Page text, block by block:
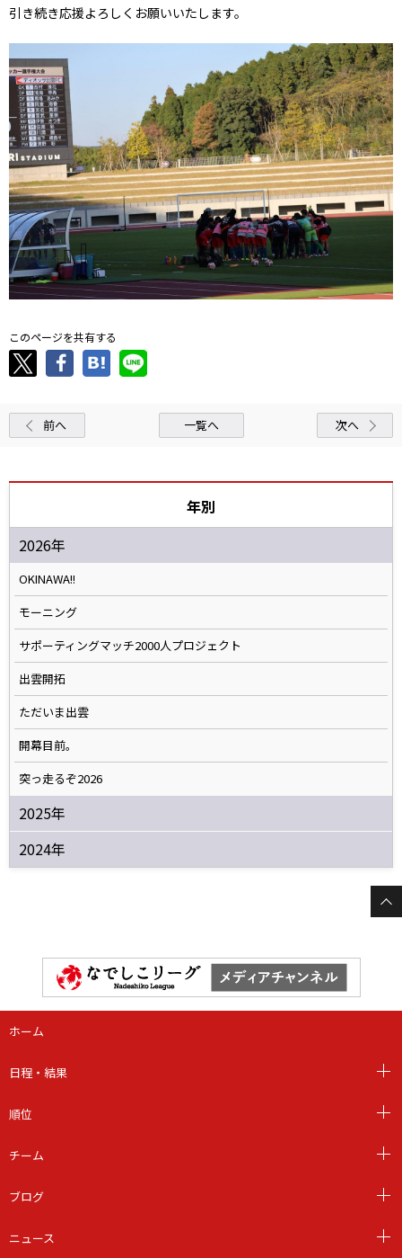
引き続き応援よろしくお願いいたします。
このページを共有する
前へ 一覧へ 次へ
年別
2026年
OKINAWA!!
モーニング
サポーティングマッチ2000人プロジェクト
出雲開拓
ただいま出雲
開幕目前。
突っ走るぞ2026
2025年
2024年
ホーム
日程・結果
順位
チーム
ブログ
ニュース